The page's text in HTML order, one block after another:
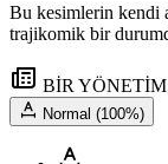
Bu kesimlerin kendi
trajikomik bir
BİR
Normal (100%)